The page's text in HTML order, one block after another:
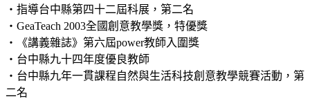
‧指導台中縣第四十二屆科展，第二名
‧GeaTeach 2003全國創意教學獎，特優獎
‧《講義雜誌》第六屆power教師入圍獎
‧台中縣九十四年度優良教師
‧台中縣九年一貫課程自然與生活科技創意教學競賽活動，第
二名